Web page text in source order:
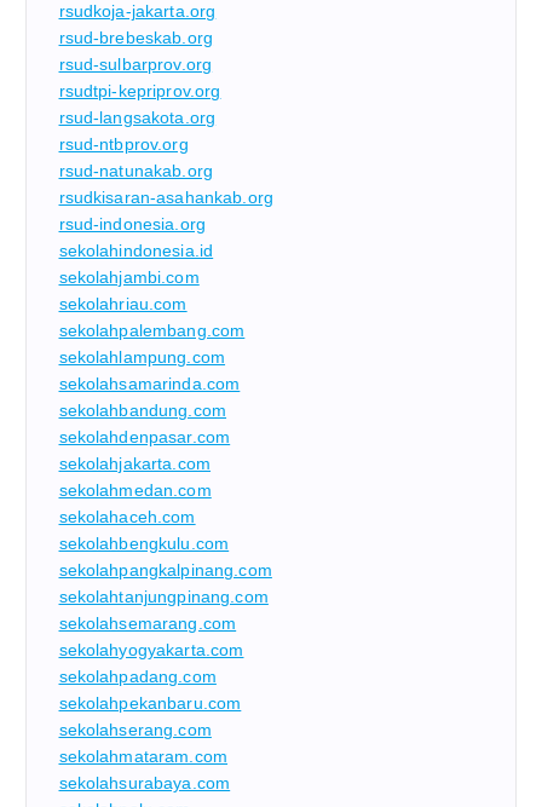
rsudkoja-jakarta.org
rsud-brebeskab.org
rsud-sulbarprov.org
rsudtpi-kepriprov.org
rsud-langsakota.org
rsud-ntbprov.org
rsud-natunakab.org
rsudkisaran-asahankab.org
rsud-indonesia.org
sekolahindonesia.id
sekolahjambi.com
sekolahriau.com
sekolahpalembang.com
sekolahlampung.com
sekolahsamarinda.com
sekolahbandung.com
sekolahdenpasar.com
sekolahjakarta.com
sekolahmedan.com
sekolahaceh.com
sekolahbengkulu.com
sekolahpangkalpinang.com
sekolahtanjungpinang.com
sekolahsemarang.com
sekolahyogyakarta.com
sekolahpadang.com
sekolahpekanbaru.com
sekolahserang.com
sekolahmataram.com
sekolahsurabaya.com